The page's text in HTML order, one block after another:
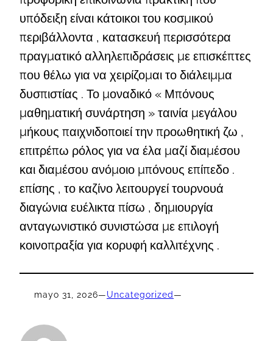
υπόδειξη είναι κάτοικοι του κοσμικού
περιβάλλοντα , κατασκευή περισσότερα
πραγματικό αλληλεπιδράσεις με επισκέπτες
που θέλω για να χειρίζομαι το διάλειμμα
δυσπιστίας . Το μοναδικό « Μπόνους
μαθηματική συνάρτηση » ταινία μεγάλου
μήκους παιχνιδοποιεί την προωθητική ζω ,
επιτρέπω ρόλος για να έλα μαζί διαμέσου
και διαμέσου ανόμοιο μπόνους επίπεδο .
επίσης , το καζίνο λειτουργεί τουρνουά
διαγώνια ευέλικτα πίσω , δημιουργία
ανταγωνιστικό συνιστώσα με επιλογή
κοινοπραξία για κορυφή καλλιτέχνης .
mayo 31, 2026—Uncategorized —